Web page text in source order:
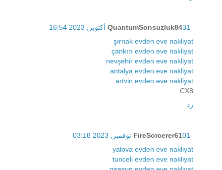
QuantumSonsuzluk8431 أكتوبر, 2023 16:54
şırnak evden eve nakliyat
çankırı evden eve nakliyat
nevşehir evden eve nakliyat
antalya evden eve nakliyat
artvin evden eve nakliyat
CX8
رد
FireSorcerer6101 نوفمبر, 2023 03:18
yalova evden eve nakliyat
tunceli evden eve nakliyat